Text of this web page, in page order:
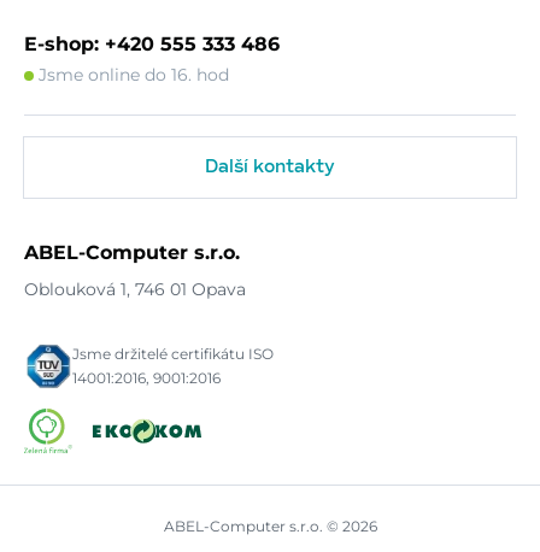
E-shop: +420 555 333 486
Jsme online do 16. hod
Další kontakty
ABEL-Computer s.r.o.
Oblouková 1, 746 01 Opava
Jsme držitelé certifikátu ISO
14001:2016, 9001:2016
ABEL-Computer s.r.o. © 2026